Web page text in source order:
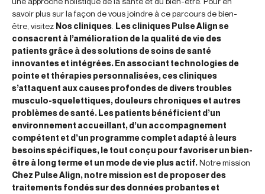
savoir plus sur la façon de vous joindre à ce parcours de bien-
être, visitez Nos cliniques Les cliniques Pulse Align se
consacrent à l’amélioration de la qualité de vie des
patients grâce à des solutions de soins de santé
innovantes et intégrées. En associant technologies de
pointe et thérapies personnalisées, ces cliniques
s’attaquent aux causes profondes de divers troubles
musculo-squelettiques, douleurs chroniques et autres
problèmes de santé. Les patients bénéficient d’un
environnement accueillant, d’un accompagnement
compétent et d’un programme complet adapté à leurs
besoins spécifiques, le tout conçu pour favoriser un bien-
être à long terme et un mode de vie plus actif.Notre mission
Chez Pulse Align, notre mission est de proposer des
traitements fondés sur des données probantes et